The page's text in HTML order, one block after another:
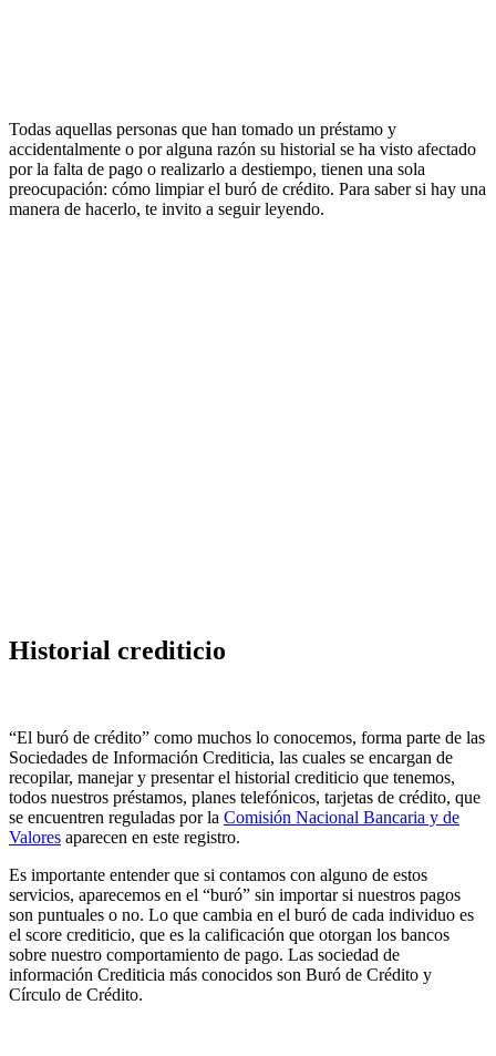
Todas aquellas personas que han tomado un préstamo y
accidentalmente o por alguna razón su historial se ha visto afectado
por la falta de pago o realizarlo a destiempo, tienen una sola
preocupación: cómo limpiar el buró de crédito. Para saber si hay una
manera de hacerlo, te invito a seguir leyendo.
Historial crediticio
“El buró de crédito” como muchos lo conocemos, forma parte de las
Sociedades de Información Crediticia, las cuales se encargan de
recopilar, manejar y presentar el historial crediticio que tenemos,
todos nuestros préstamos, planes telefónicos, tarjetas de crédito, que
se encuentren reguladas por la Comisión Nacional Bancaria y de
Valores aparecen en este registro.
Es importante entender que si contamos con alguno de estos
servicios, aparecemos en el “buró” sin importar si nuestros pagos
son puntuales o no. Lo que cambia en el buró de cada individuo es
el score crediticio, que es la calificación que otorgan los bancos
sobre nuestro comportamiento de pago. Las sociedad de
información Crediticia más conocidos son Buró de Crédito y
Círculo de Crédito.